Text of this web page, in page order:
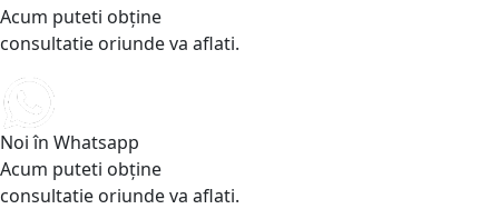
Acum puteti obține
consultatie oriunde va aflati.
Noi în Whatsapp
Acum puteti obține
consultatie oriunde va aflati.